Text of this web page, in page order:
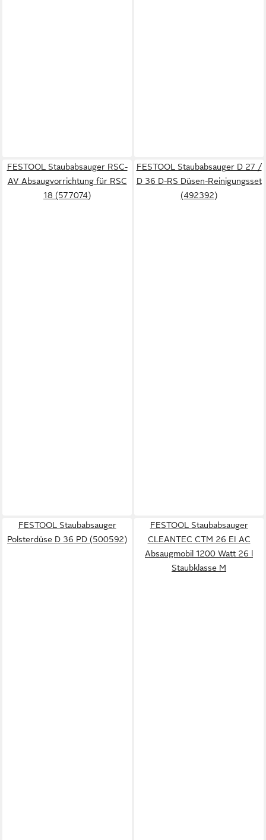
FESTOOL Staubabsauger RSC-
AV Absaugvorrichtung für RSC
18 (577074)
FESTOOL Staubabsauger D 27 /
D 36 D-RS Düsen-Reinigungsset
(492392)
FESTOOL Staubabsauger
Polsterdüse D 36 PD (500592)
FESTOOL Staubabsauger
CLEANTEC CTM 26 EI AC
Absaugmobil 1200 Watt 26 l
Staubklasse M